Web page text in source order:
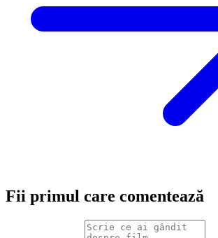
Fii primul care comentează